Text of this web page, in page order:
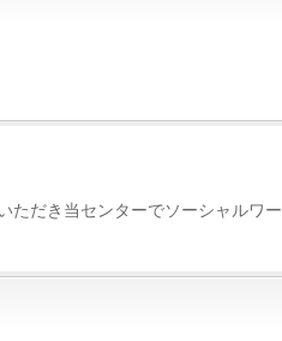
ただき当センターでソーシャルワー